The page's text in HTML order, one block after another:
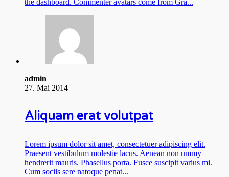
the dashboard. Commenter avatars come from Gra...
admin
27. Mai 2014
Aliquam erat volutpat
Lorem ipsum dolor sit amet, consectetuer adipiscing elit.
Praesent vestibulum molestie lacus. Aenean non ummy
hendrerit mauris. Phasellus porta. Fusce suscipit varius mi.
Cum sociis sere natoque penat...